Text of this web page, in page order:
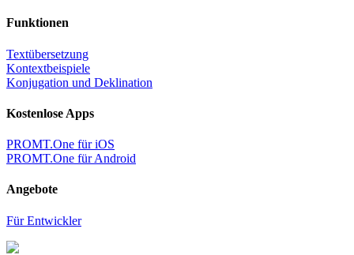
Funktionen
Textübersetzung
Kontextbeispiele
Konjugation und Deklination
Kostenlose Apps
PROMT.One für iOS
PROMT.One für Android
Angebote
Für Entwickler